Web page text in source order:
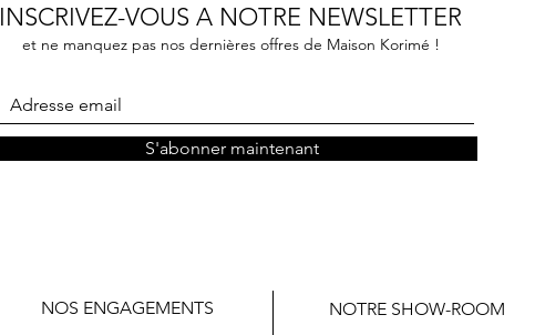
INSCRIVEZ-VOUS A NOTRE NEWSLETTER
et ne manquez pas nos dernières offres de Maison Korimé !
S'abonner maintenant
NOS ENGAGEMENTS
NOTRE SHOW-ROOM